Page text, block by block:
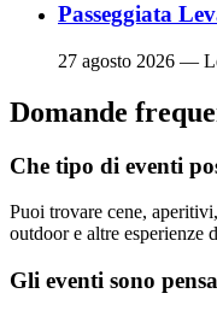
Passeggiata
27 agosto 2026 —
Domande
Che tipo di eventi
Puoi trovare cene,
outdoor e altre esperienze
Gli eventi sono